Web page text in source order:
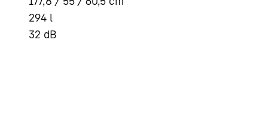
294 l
32 dB